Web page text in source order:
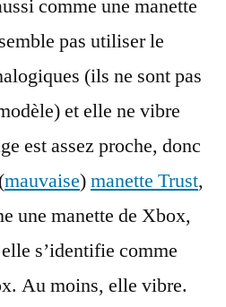
comme une manette
pas utiliser le
(ils ne sont pas
et elle ne vibre
est assez proche, donc
mauvaise)manette Trust,
une manette de Xbox,
s’identifie comme
Au moins, elle vibre.